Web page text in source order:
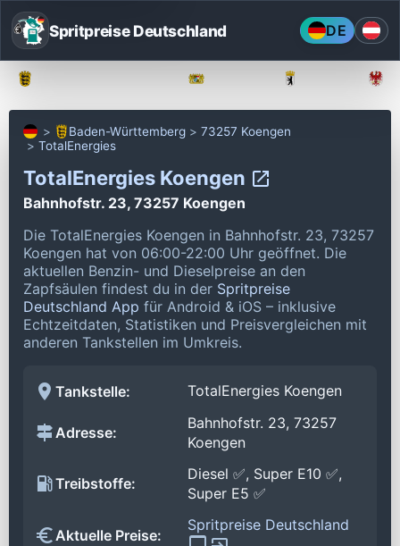
Spritpreise Deutschland DE
Baden-Württemberg
73257 Koengen
TotalEnergies
TotalEnergies Koengen
Bahnhofstr. 23, 73257 Koengen
Die TotalEnergies Koengen in Bahnhofstr. 23, 73257
Koengen hat von 06:00-22:00 Uhr geöffnet. Die
aktuellen Benzin- und Dieselpreise an den
Zapfsäulen findest du in der Spritpreise
Deutschland App für Android & iOS – inklusive
Echtzeitdaten, Statistiken und Preisvergleichen mit
anderen Tankstellen im Umkreis.
Tankstelle: TotalEnergies Koengen
Adresse:
Bahnhofstr. 23, 73257
Koengen
Treibstoffe:
Diesel ✅, Super E10 ✅,
Super E5 ✅
Aktuelle Preise:
Spritpreise Deutschland